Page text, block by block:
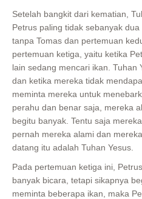
Setelah bangkit dari kematian,
Petrus paling tidak sebanyak
tanpa Tomas dan pertemuan
pertemuan ketiga, yaitu ketika
lain sedang mencari ikan. Tuhan
dan ketika mereka tidak
meminta mereka untuk
perahu dan benar saja, mereka
begitu banyak. Tentu saja
pernah mereka alami dan
datang itu adalah Tuhan Yesus.
Pada pertemuan ketiga ini,
banyak bicara, tetapi sikapnya
meminta beberapa ikan, maka